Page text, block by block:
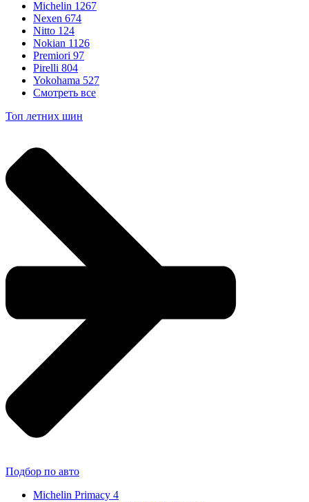
Michelin 1267
Nexen 674
Nitto 124
Nokian 1126
Premiori 97
Pirelli 804
Yokohama 527
Смотреть все
Топ летних шин
Подбор по авто
Michelin Primacy 4